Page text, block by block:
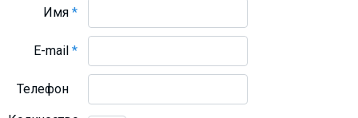
Имя*
E-mail*
Телефон